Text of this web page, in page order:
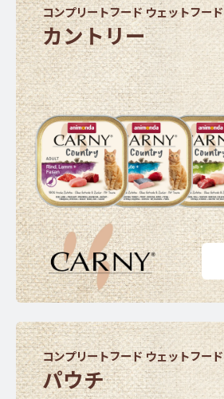
コンプリートフード ウェットフード
カントリー
コンプリートフード ウェットフード
パウチ